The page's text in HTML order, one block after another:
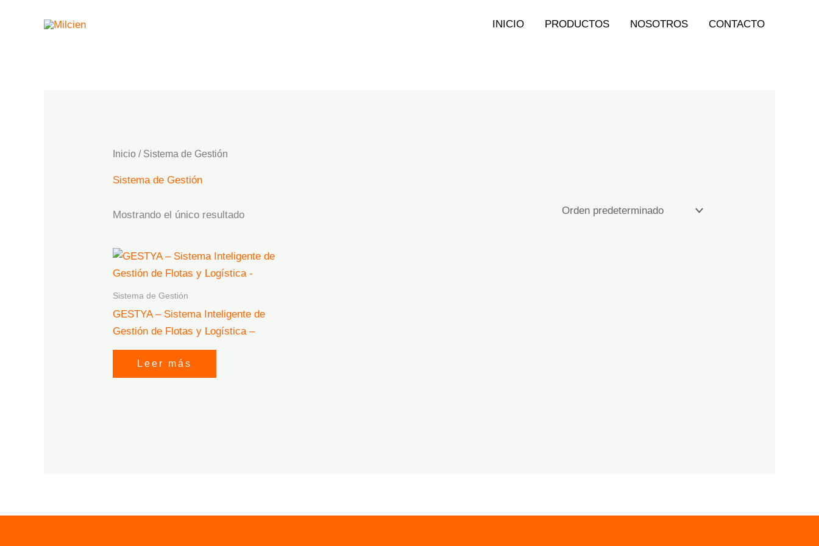
INICIO PRODUCTOS NOSOTROS CONTACTO
Inicio / Sistema de Gestión
Sistema de Gestión
Mostrando el único resultado
Sistema de Gestión
GESTYA – Sistema Inteligente de
Gestión de Flotas y Logística –
Leer más